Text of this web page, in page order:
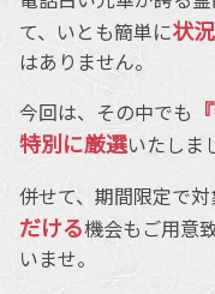
て、いとも簡単に状
はありません。
今回は、その中でも
特別に厳選いたしま
併せて、期間限定で
だける機会もご用意
いませ。